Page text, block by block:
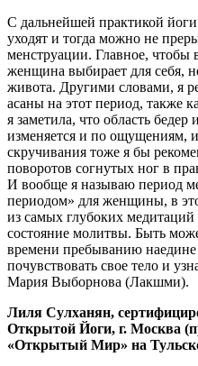
С дальнейшей практикой
уходят и тогда можно не
менструации. Главное, чтобы
женщина выбирает для себя,
живота. Другими словами, я
асаны на этот период, также
я заметила, что область
изменяется и по ощущениям,
скручивания тоже я бы
поворотов согнутых ног в
И вообще я называю период
периодом» для женщины, в
из самых глубоких
состояние молитвы. Быть
времени пребыванию
почувствовать свое тело и
Мария Выборнова (Лакшми).
Лиля Сулханян,
Открытой Йоги, г. Москва
«Открытый Мир» на